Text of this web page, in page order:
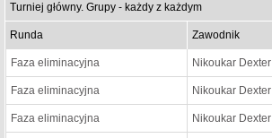
Turniej główny. Grupy - każdy z każdym
Runda Zawodnik
Faza eliminacyjna Nikoukar Dexter
Faza eliminacyjna Nikoukar Dexter
Faza eliminacyjna Nikoukar Dexter